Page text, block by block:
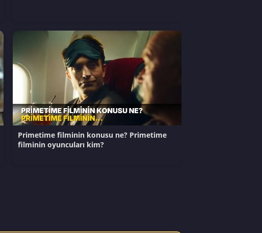
Primetime filminin konusu ne? Primetime
filminin oyuncuları kim?